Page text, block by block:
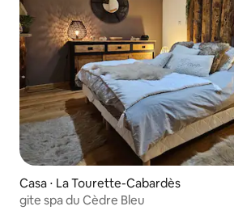
Casa ⋅ La Tourette-Cabardès
gite spa du Cèdre Bleu